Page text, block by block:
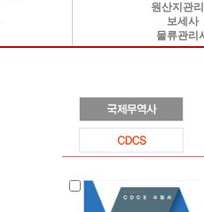
원산지관
보세사
물류관리